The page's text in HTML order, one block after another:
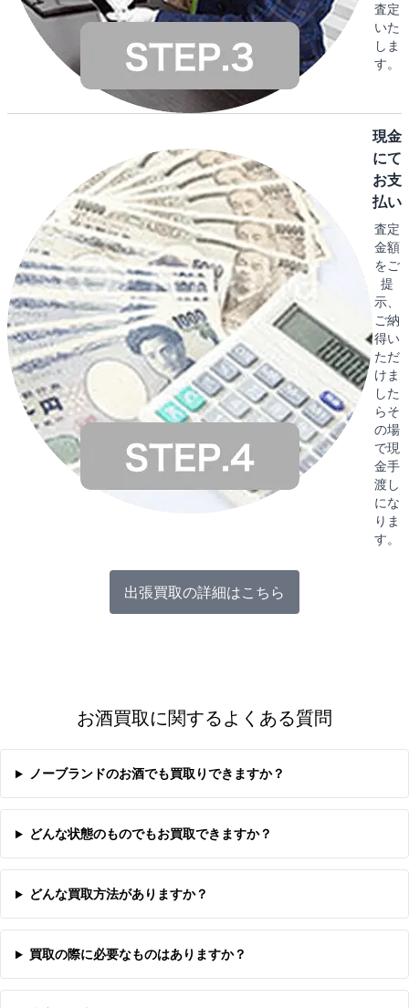
査定
いた
しま
す。
現金
にて
お支
払い
査定
金額
をご
提
示、
ご納
得い
ただ
けま
した
らそ
の場
で現
金手
渡し
にな
りま
す。
出張買取の詳細はこちら
お酒買取に関するよくある質問
ノーブランドのお酒でも買取りできますか？
どんな状態のものでもお買取できますか？
どんな買取方法がありますか？
買取の際に必要なものはありますか？